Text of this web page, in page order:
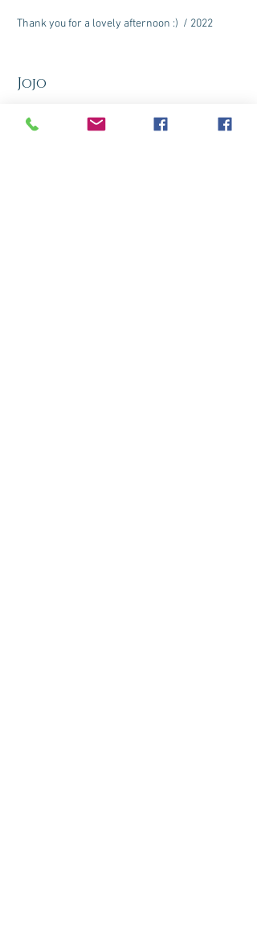
Thank you for a lovely afternoon :) / 2022
Jojo
Très bel endroit.
Merci, / 2022